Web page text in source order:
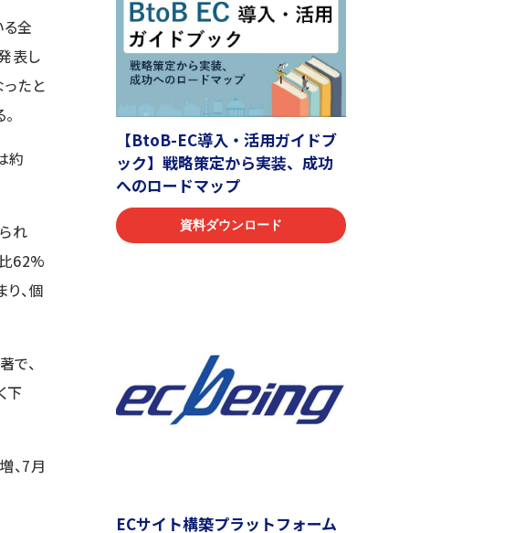
全
表し
たと
約
れ
62%
、個
で、
下
、7月